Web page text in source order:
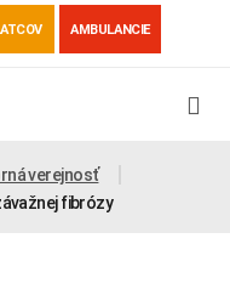
AMBULANCIE
verejnosť
fibrózy